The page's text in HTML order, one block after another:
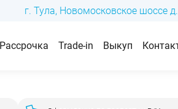
г. Тула, Новомосковское шоссе
Рассрочка Trade-in Выкуп